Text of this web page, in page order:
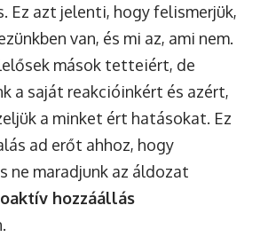
Ez azt jelenti, hogy felismerjük,
van, és mi az, ami nem.
mások tetteiért, de
a saját reakcióinkért és azért,
a minket ért hatásokat. Ez
ad erőt ahhoz, hogy
ne maradjunk az áldozat
hozzáállás